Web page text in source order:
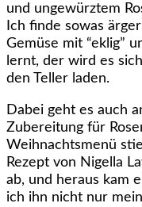
und ungewürztem
Ich finde sowas
Gemüse mit “eklig”
lernt, der wird es
den Teller laden.
Dabei geht es auch
Zubereitung für
Weihnachtsmenü
Rezept von Nigella
ab, und heraus kam
ich ihn nicht nur